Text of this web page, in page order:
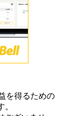
を得るための